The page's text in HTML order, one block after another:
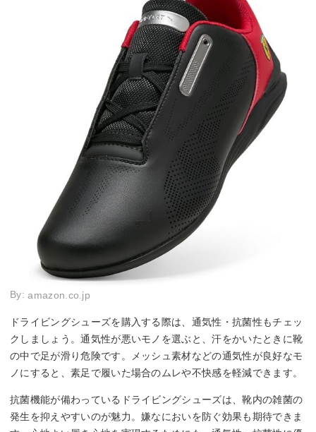
By:amazon.co.jp
ドライビングシューズを購入する際は、通気性・抗菌性もチェッ
クしましょう。通気性が悪いモノを選ぶと、汗をかいたときに靴
の中で足が滑り危険です。メッシュ素材などの通気性が良好なモ
ノにすると、素足で履いた場合のムレや不快感を軽減できます。
抗菌機能が備わっているドライビングシューズは、靴内の雑菌の
発生を抑えやすいのが魅力。嫌なにおいを防ぐ効果も期待できま